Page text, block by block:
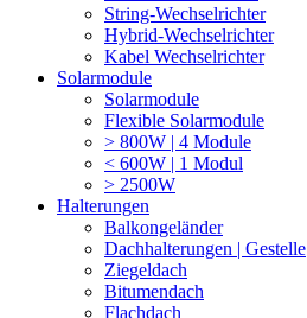
String-Wechselrichter
Hybrid-Wechselrichter
Kabel Wechselrichter
Solarmodule
Solarmodule
Flexible Solarmodule
> 800W | 4 Module
< 600W | 1 Modul
> 2500W
Halterungen
Balkongeländer
Dachhalterungen | Gestelle
Ziegeldach
Bitumendach
Flachdach